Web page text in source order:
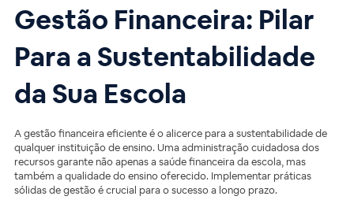
Gestão Financeira: Pilar
Para a Sustentabilidade
da Sua Escola
A gestão financeira eficiente é o alicerce para a sustentabilidade de
qualquer instituição de ensino. Uma administração cuidadosa dos
recursos garante não apenas a saúde financeira da escola, mas
também a qualidade do ensino oferecido. Implementar práticas
sólidas de gestão é crucial para o sucesso a longo prazo.